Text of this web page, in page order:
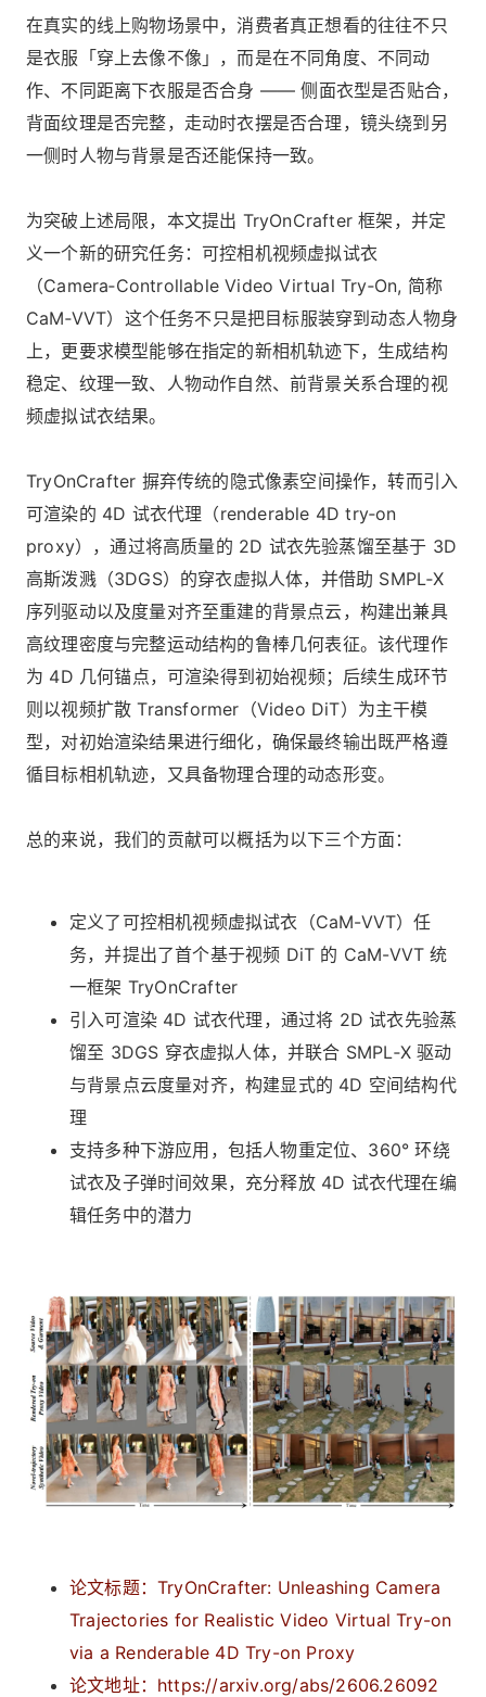
在真实的线上购物场景中，消费者真正想看的往往不只
是衣服「穿上去像不像」，而是在不同角度、不同动
作、不同距离下衣服是否合身 —— 侧面衣型是否贴合，
背面纹理是否完整，走动时衣摆是否合理，镜头绕到另
一侧时人物与背景是否还能保持一致。
为突破上述局限，本文提出 TryOnCrafter 框架，并定
义一个新的研究任务：可控相机视频虚拟试衣
（Camera‑Controllable Video Virtual Try‑On, 简称
CaM‑VVT）这个任务不只是把目标服装穿到动态人物身
上，更要求模型能够在指定的新相机轨迹下，生成结构
稳定、纹理一致、人物动作自然、前背景关系合理的视
频虚拟试衣结果。
TryOnCrafter 摒弃传统的隐式像素空间操作，转而引入
可渲染的 4D 试衣代理（renderable 4D try‑on
proxy），通过将高质量的 2D 试衣先验蒸馏至基于 3D
高斯泼溅（3DGS）的穿衣虚拟人体，并借助 SMPL‑X
序列驱动以及度量对齐至重建的背景点云，构建出兼具
高纹理密度与完整运动结构的鲁棒几何表征。该代理作
为 4D 几何锚点，可渲染得到初始视频；后续生成环节
则以视频扩散 Transformer（Video DiT）为主干模
型，对初始渲染结果进行细化，确保最终输出既严格遵
循目标相机轨迹，又具备物理合理的动态形变。
总的来说，我们的贡献可以概括为以下三个方面：
定义了可控相机视频虚拟试衣（CaM-VVT）任
务，并提出了首个基于视频 DiT 的 CaM-VVT 统
一框架 TryOnCrafter
引入可渲染 4D 试衣代理，通过将 2D 试衣先验蒸
馏至 3DGS 穿衣虚拟人体，并联合 SMPL‑X 驱动
与背景点云度量对齐，构建显式的 4D 空间结构代
理
支持多种下游应用，包括人物重定位、360° 环绕
试衣及子弹时间效果，充分释放 4D 试衣代理在编
辑任务中的潜力
论文标题： TryOnCrafter: Unleashing Camera
Trajectories for Realistic Video Virtual Try-on
via a Renderable 4D Try-on Proxy
论文地址：https://arxiv.org/abs/2606.26092